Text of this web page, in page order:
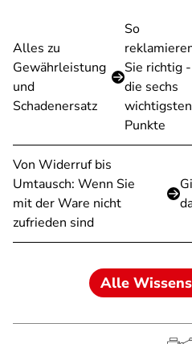
Alles zu
Gewährleistung
und
Schadenersatz
So
Sie richtig -
die sechs
wichtigsten
Punkte
Von Widerruf bis
Umtausch: Wenn Sie
mit der Ware nicht
zufrieden sind
Alle